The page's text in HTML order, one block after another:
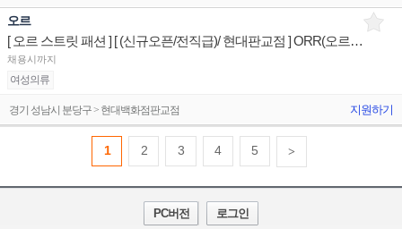
오르
[ 오르 스트릿 패션 ] [ (신규오픈/전직급)/ 현대판교점 ] ORR(오르) 스페셜리스트 매장판매사원
채용시까지
여성의류
경기 성남시 분당구 > 현대백화점판교점 지원하기
1 2 3 4 5 >
PC버전 로그인